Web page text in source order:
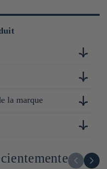
de la lumière et de
rapidement.
la marque